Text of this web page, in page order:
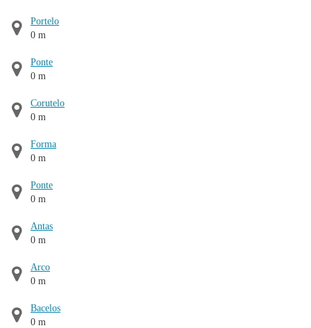
Portelo
0 m
Ponte
0 m
Corutelo
0 m
Forma
0 m
Ponte
0 m
Antas
0 m
Arco
0 m
Bacelos
0 m